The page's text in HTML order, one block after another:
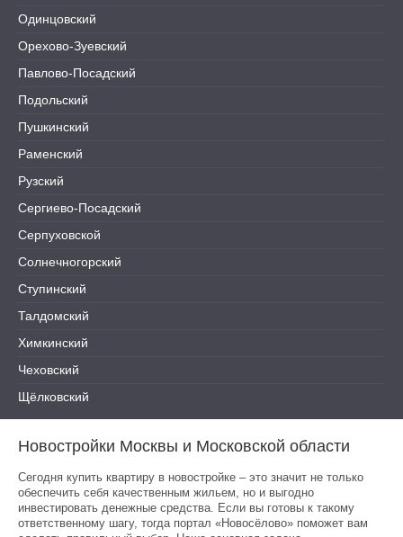
Одинцовский
Орехово-Зуевский
Павлово-Посадский
Подольский
Пушкинский
Раменский
Рузский
Сергиево-Посадский
Серпуховской
Солнечногорский
Ступинский
Талдомский
Химкинский
Чеховский
Щёлковский
Новостройки Москвы и Московской области
Сегодня купить квартиру в новостройке – это значит не только
обеспечить себя качественным жильем, но и выгодно
инвестировать денежные средства. Если вы готовы к такому
ответственному шагу, тогда портал «Новосёлово» поможет вам